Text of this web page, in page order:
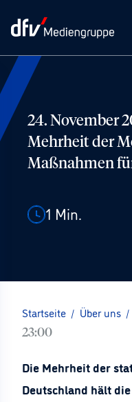
24. November
Mehrheit der
Maßnahmen
1 Min.
Startseite / Über uns /
23:00
Die Mehrheit der
Deutschland hält